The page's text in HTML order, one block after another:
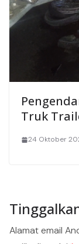
Truk
24 Oktober
Alamat email